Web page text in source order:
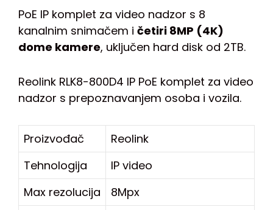
PoE IP komplet za video nadzor s 8
kanalnim snimačem i četiri 8MP (4K)
dome kamere, uključen hard disk od 2TB.
Reolink RLK8-800D4 IP PoE komplet za video
nadzor s prepoznavanjem osoba i vozila.
Proizvođač
Reolink
Tehnologija
IP video
Max rezolucija
8Mpx